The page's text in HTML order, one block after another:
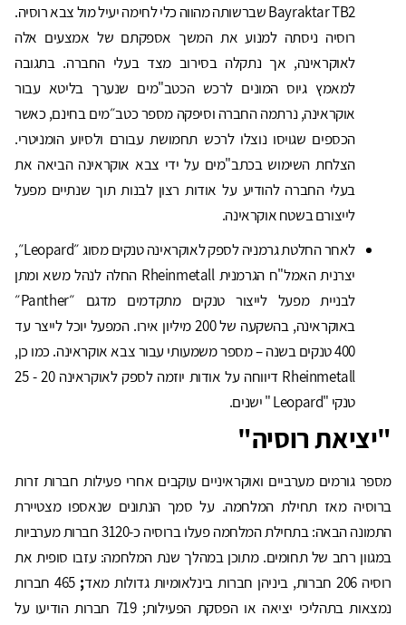
Bayraktar TB2 שברשותה מהווה כלי לחימה יעיל מול צבא רוסיה.
רוסיה ניסתה למנוע את המשך אספקתם של אמצעים אלה
לאוקראינה, אך נתקלה בסירוב מצד בעלי החברה. בתגובה
למאמץ גיוס המונים לרכש הכטב"מים שנערך בליטא עבור
אוקראינה, נרתמה החברה וסיפקה מספר כטב״מים בחינם, כאשר
הכספים שגויסו נוצלו לרכש תחמושת עבורם ולסיוע הומניטרי.
הצלחת השימוש בכתב"מים על ידי צבא אוקראינה הביאה את
בעלי החברה להודיע על אודות רצון לבנות תוך שנתיים מפעל
לייצורם בשטח אוקראינה.
לאחר החלטת גרמניה לספק לאוקראינה טנקים מסוג ״Leopard״,
יצרנית האמל"ח הגרמנית Rheinmetall החלה לנהל משא ומתן
לבניית מפעל לייצור טנקים מתקדמים מדגם ״Panther״
באוקראינה, בהשקעה של 200 מיליון אירו. המפעל יוכל לייצר עד
400 טנקים בשנה – מספר משמעותי עבור צבא אוקראינה. כמו כן,
Rheinmetall דיווחה על אודות יוזמה לספק לאוקראינה 20 - 25
טנקי "Leopard " ישנים.
"יציאת רוסיה"
מספר גורמים מערביים ואוקראיניים עוקבים אחרי פעילות חברות זרות
ברוסיה מאז תחילת המלחמה. על סמך הנתונים שנאספו מצטיירת
התמונה הבאה: בתחילת המלחמה פעלו ברוסיה כ-3120 חברות מערביות
במגוון רחב של תחומים. מתוכן במהלך שנת המלחמה: עזבו סופית את
רוסיה 206 חברות, ביניהן חברות בינלאומיות גדולות מאד
;
465 חברות
נמצאות בתהליכי יציאה או הפסקת הפעילות; 719 חברות הודיעו על